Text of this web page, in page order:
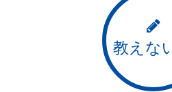
教えな